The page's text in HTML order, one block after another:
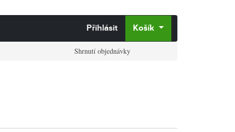
Přihlásit Košík
Shrnutí objednávky